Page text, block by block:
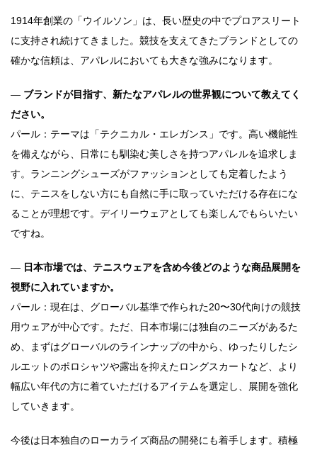
1914年創業の「ウイルソン」は、長い歴史の中でプロアスリート
に支持され続けてきました。競技を支えてきたブランドとしての
確かな信頼は、アパレルにおいても大きな強みになります。
― ブランドが目指す、新たなアパレルの世界観について教えてく
ださい。
パール：テーマは「テクニカル・エレガンス」です。高い機能性
を備えながら、日常にも馴染む美しさを持つアパレルを追求しま
す。ランニングシューズがファッションとしても定着したよう
に、テニスをしない方にも自然に手に取っていただける存在にな
ることが理想です。デイリーウェアとしても楽しんでもらいたい
ですね。
― 日本市場では、テニスウェアを含め今後どのような商品展開を
視野に入れていますか。
パール：現在は、グローバル基準で作られた20〜30代向けの競技
用ウェアが中心です。ただ、日本市場には独自のニーズがあるた
め、まずはグローバルのラインナップの中から、ゆったりしたシ
ルエットのポロシャツや露出を抑えたロングスカートなど、より
幅広い年代の方に着ていただけるアイテムを選定し、展開を強化
していきます。
今後は日本独自のローカライズ商品の開発にも着手します。積極